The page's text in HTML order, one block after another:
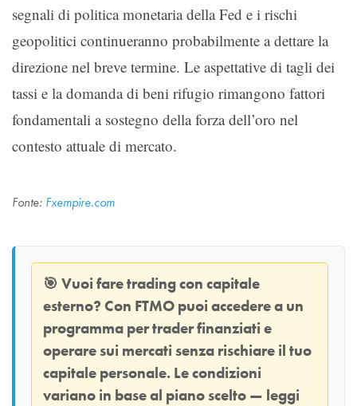
segnali di politica monetaria della Fed e i rischi
geopolitici continueranno probabilmente a dettare la
direzione nel breve termine. Le aspettative di tagli dei
tassi e la domanda di beni rifugio rimangono fattori
fondamentali a sostegno della forza dell’oro nel
contesto attuale di mercato.
Fonte: Fxempire.com
🎯 Vuoi fare trading con capitale
esterno? Con FTMO puoi accedere a un
programma per trader finanziati e
operare sui mercati senza rischiare il tuo
capitale personale. Le condizioni
variano in base al piano scelto — leggi